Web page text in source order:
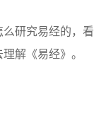
研究易经的，
解《易经》。